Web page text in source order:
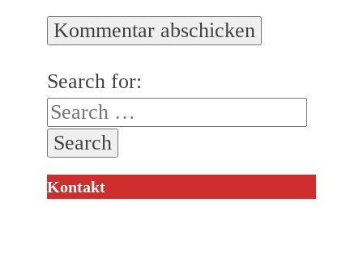
Search for:
Kontakt